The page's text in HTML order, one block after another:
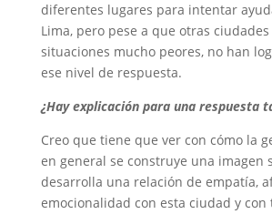
diferentes lugares para intentar
Lima, pero pese a que otras
situaciones mucho peores, no han
ese nivel de respuesta.
¿Hay explicación para una respuesta
Creo que tiene que ver con cómo la
en general se construye una imagen
desarrolla una relación de empatía,
emocionalidad con esta ciudad y con